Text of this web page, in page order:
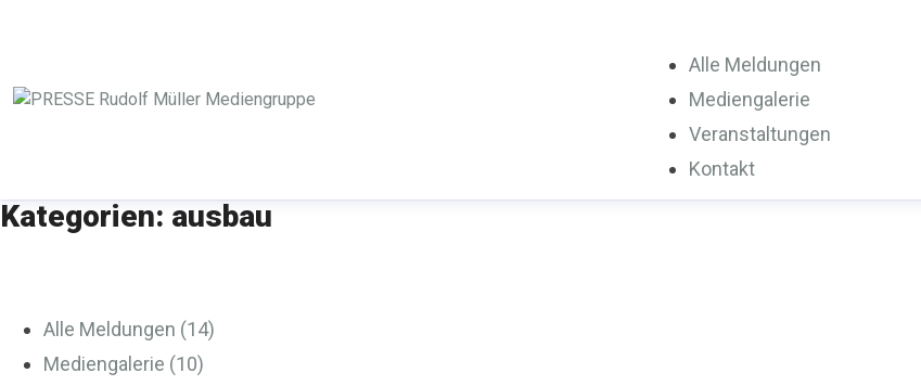
Alle Meldungen
Mediengalerie
Veranstaltungen
Kontakt
Kategorien: ausbau
Alle Meldungen (14)
Mediengalerie (10)